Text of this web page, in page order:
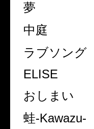
夢
中庭
ラブソング
ELISE
おしまい
蛙-Kawazu-